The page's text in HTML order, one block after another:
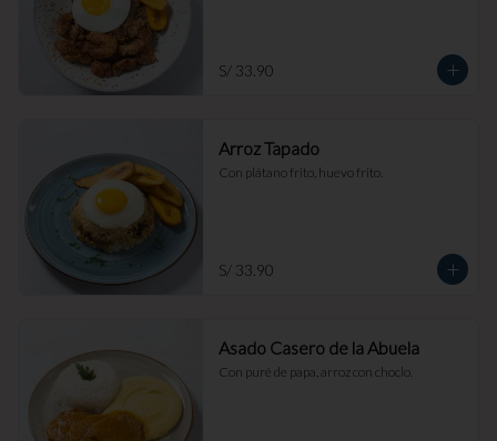
S/ 33.90
Arroz Tapado
Con plátano frito, huevo frito.
S/ 33.90
Asado Casero de la Abuela
Con puré de papa, arroz con choclo.